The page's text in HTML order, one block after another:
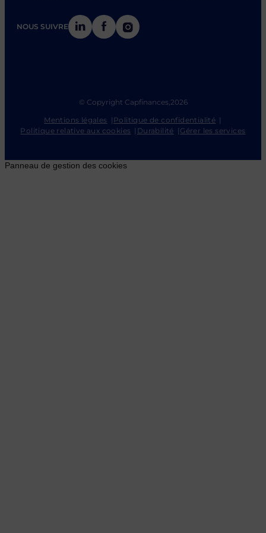
NOUS SUIVRELinkedIn
Facebook
Instagram
© Copyright Capfinances, 2026
Mentions légales
Politique de confidentialité
Politique relative aux cookies
Durabilité Gérer les services
Panneau de gestion des cookies